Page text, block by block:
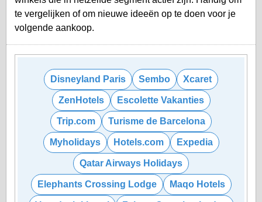
te vergelijken of om nieuwe ideeën op te doen voor je
volgende aankoop.
Disneyland Paris Sembo Xcaret
ZenHotels Escolette Vakanties
Trip.com Turisme de Barcelona
Myholidays Hotels.com Expedia
Qatar Airways Holidays
Elephants Crossing Lodge Maqo Hotels